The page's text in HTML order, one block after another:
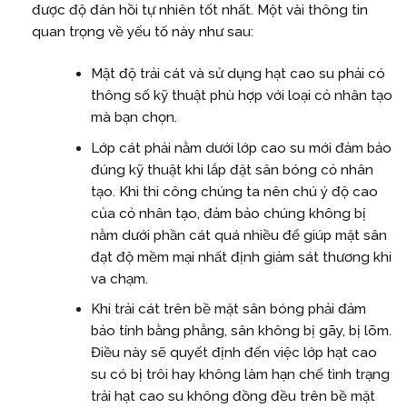
được độ đàn hồi tự nhiên tốt nhất. Một vài thông tin
quan trọng về yếu tố này như sau:
Mật độ trải cát và sử dụng hạt cao su phải có
thông số kỹ thuật phù hợp với loại cỏ nhân tạo
mà bạn chọn.
Lớp cát phải nằm dưới lớp cao su mới đảm bảo
đúng kỹ thuật khi lắp đặt sân bóng cỏ nhân
tạo. Khi thi công chúng ta nên chú ý độ cao
của cỏ nhân tạo, đảm bảo chúng không bị
nằm dưới phần cát quá nhiều để giúp mặt sân
đạt độ mềm mại nhất định giảm sát thương khi
va chạm.
Khi trải cát trên bề mặt sân bóng phải đảm
bảo tính bằng phẳng, sân không bị gãy, bị lõm.
Điều này sẽ quyết định đến việc lớp hạt cao
su có bị trôi hay không làm hạn chế tình trạng
trải hạt cao su không đồng đều trên bề mặt